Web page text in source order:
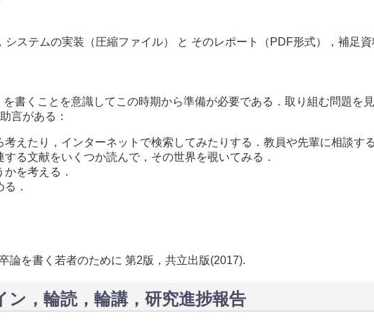
ステムの実装（圧縮ファイル） と そのレポート（PDF形式），補足
書くことを意識してこの時期から準備が必要である．取り組む問題を
言がある：
考えたり，インターネットで検索してみたりする．教員や先輩に相談す
る文献をいくつか読んで，その世界を覗いてみる．
を考える．
．
論を書く若者のために 第2版，共立出版(2017).
，輪読，輪講，研究進捗報告